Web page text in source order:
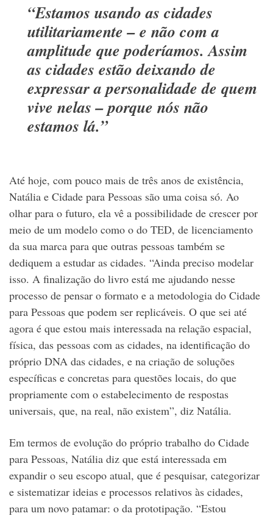
“Estamos usando as cidades
utilitariamente – e não com a
amplitude que poderíamos. Assim
as cidades estão deixando de
expressar a personalidade de quem
vive nelas – porque nós não
estamos lá.”
Até hoje, com pouco mais de três anos de existência,
Natália e Cidade para Pessoas são uma coisa só. Ao
olhar para o futuro, ela vê a possibilidade de crescer por
meio de um modelo como o do TED, de licenciamento
da sua marca para que outras pessoas também se
dediquem a estudar as cidades. “Ainda preciso modelar
isso. A finalização do livro está me ajudando nesse
processo de pensar o formato e a metodologia do Cidade
para Pessoas que podem ser replicáveis. O que sei até
agora é que estou mais interessada na relação espacial,
física, das pessoas com as cidades, na identificação do
próprio DNA das cidades, e na criação de soluções
específicas e concretas para questões locais, do que
propriamente com o estabelecimento de respostas
universais, que, na real, não existem”, diz Natália.
Em termos de evolução do próprio trabalho do Cidade
para Pessoas, Natália diz que está interessada em
expandir o seu escopo atual, que é pesquisar, categorizar
e sistematizar ideias e processos relativos às cidades,
para um novo patamar: o da prototipação. “Estou